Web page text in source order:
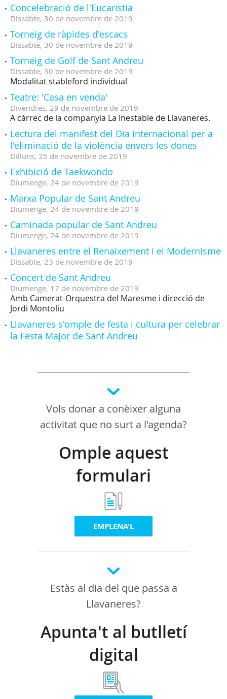
Concelebració de l'Eucaristia
Dissabte, 30 de novembre de 2019
Torneig de ràpides d'escacs
Dissabte, 30 de novembre de 2019
Torneig de Golf de Sant Andreu
Dissabte, 30 de novembre de 2019
Modalitat stableford individual
Teatre: 'Casa en venda'
Divendres, 29 de novembre de 2019
A càrrec de la companyia La Inestable de Llavaneres.
Lectura del manifest del Dia internacional per a
l'eliminació de la violència envers les dones
Dilluns, 25 de novembre de 2019
Exhibició de Taekwondo
Diumenge, 24 de novembre de 2019
Marxa Popular de Sant Andreu
Diumenge, 24 de novembre de 2019
Caminada popular de Sant Andreu
Diumenge, 24 de novembre de 2019
Llavaneres entre el Renaixement i el Modernisme
Dissabte, 23 de novembre de 2019
Concert de Sant Andreu
Diumenge, 17 de novembre de 2019
Amb Camerat-Orquestra del Maresme i direcció de
Jordi Montoliu
Llavaneres s'omple de festa i cultura per celebrar
la Festa Major de Sant Andreu
Vols donar a conèixer alguna
activitat que no surt a l'agenda?
Omple aquest
formulari
EMPLENA'L
Estàs al dia del que passa a
Llavaneres?
Apunta't al butlletí
digital